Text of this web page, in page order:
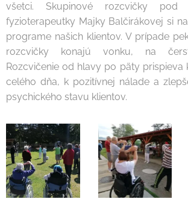
všetci. Skupinové rozcvičky pod
fyzioterapeutky Majky Balčirákovej si
programe našich klientov. V prípade
rozcvičky konajú vonku, na
Rozcvičenie od hlavy po päty prispieva
celého dňa, k pozitívnej nálade a
psychického stavu klientov.